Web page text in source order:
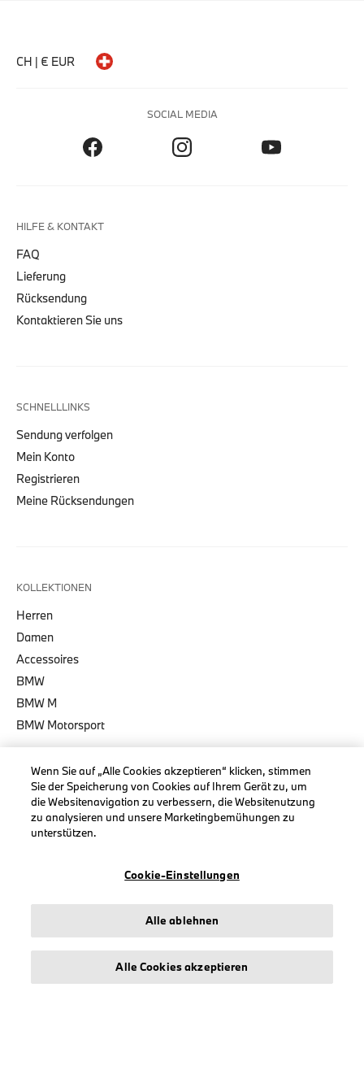
CH | € EUR
SOCIAL MEDIA
HILFE & KONTAKT
FAQ
Lieferung
Rücksendung
Kontaktieren Sie uns
SCHNELLLINKS
Sendung verfolgen
Mein Konto
Registrieren
Meine Rücksendungen
KOLLEKTIONEN
Herren
Damen
Accessoires
BMW
BMW M
BMW Motorsport
INFORMATIONEN
Impressum
Cookies
Erklärung zur Barrierefreiheit
Wenn Sie auf „Alle Cookies akzeptieren“ klicken, stimmen
Sie der Speicherung von Cookies auf Ihrem Gerät zu, um
die Websitenavigation zu verbessern, die Websitenutzung
zu analysieren und unsere Marketingbemühungen zu
unterstützen.
Cookie-Einstellungen
Alle ablehnen
Alle Cookies akzeptieren